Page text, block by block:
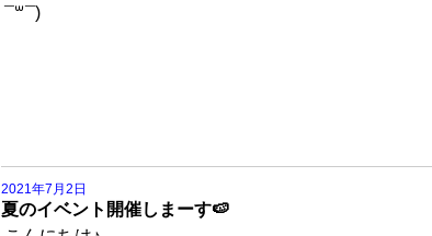
¯꒳¯)
2021年7月2日
夏のイベント開催しまーす🍉